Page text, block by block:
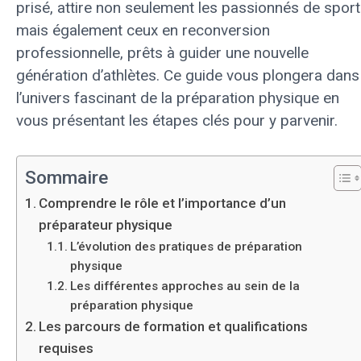
prisé, attire non seulement les passionnés de
mais également ceux en reconversion
professionnelle, prêts à guider une nouvelle
génération d’athlètes. Ce guide vous plongera dans
l’univers fascinant de la préparation physique en
vous présentant les étapes clés pour y parvenir.
Sommaire
Comprendre le rôle et l’importance d’un
préparateur physique
L’évolution des pratiques de préparation
physique
Les différentes approches au sein de la
préparation physique
Les parcours de formation et qualifications
requises